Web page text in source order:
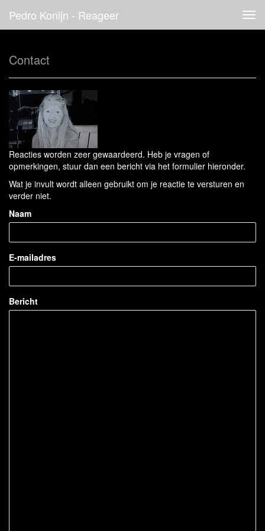
Pedro Konijn - Reageer
Contact
Reacties worden zeer gewaardeerd. Heb je vragen of
opmerkingen, stuur dan een bericht via het formulier hieronder.
Wat je invult wordt alleen gebruikt om je reactie te versturen en
verder niet.
Naam
E-mailadres
Bericht